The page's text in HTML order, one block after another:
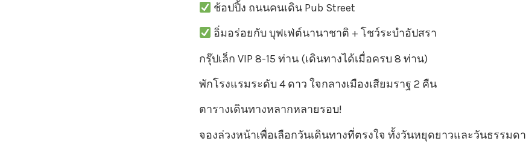
ช้อปปิ้ง ถนนคนเดิน Pub Street
อิ่มอร่อยกับ บุฟเฟ่ต์นานาชาติ + โชว์ระบำอัปสรา
กรุ๊ปเล็ก VIP 8-15 ท่าน (เดินทางได้เมื่อครบ 8 ท่าน)
พักโรงแรมระดับ 4 ดาว ใจกลางเมืองเสียมราฐ 2 คืน
ตารางเดินทางหลากหลายรอบ!
จองล่วงหน้าเพื่อเลือกวันเดินทางที่ตรงใจ ทั้งวันหยุดยาวและวันธรรมดา